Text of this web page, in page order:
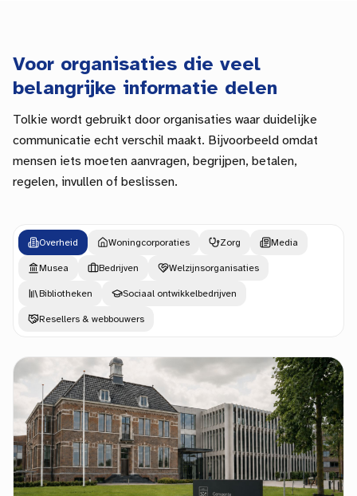
Voor organisaties die veel
belangrijke informatie delen
Tolkie wordt gebruikt door organisaties waar duidelijke
communicatie echt verschil maakt. Bijvoorbeeld omdat
mensen iets moeten aanvragen, begrijpen, betalen,
regelen, invullen of beslissen.
Overheid Woningcorporaties Zorg Media
Musea Bedrijven Welzijnsorganisaties
Bibliotheken Sociaal ontwikkelbedrijven
Resellers & webbouwers